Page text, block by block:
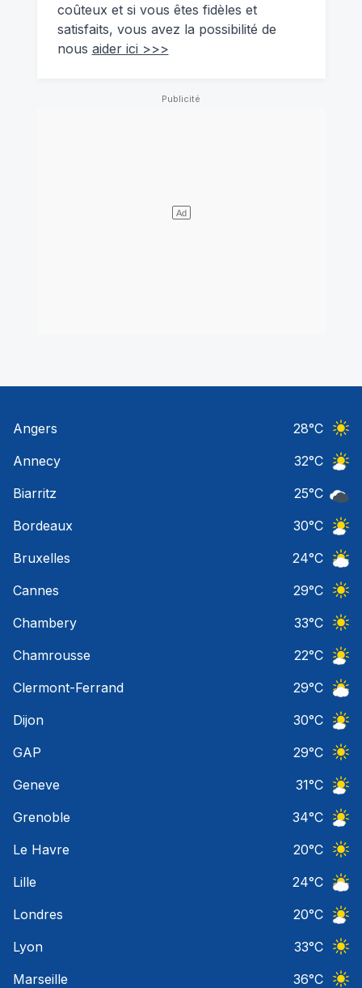
coûteux et si vous êtes fidèles et
satisfaits, vous avez la possibilité de
nous aider ici >>>
Angers 28°C
Annecy
32°C
Biarritz
25°C
Bordeaux
30°C
Bruxelles
24°C
Cannes
29°C
Chambery
33°C
Chamrousse
22°C
Clermont-Ferrand
29°C
Dijon
30°C
GAP
29°C
Geneve
31°C
Grenoble
34°C
Le Havre
20°C
Lille
24°C
Londres
20°C
Lyon
33°C
Marseille
36°C